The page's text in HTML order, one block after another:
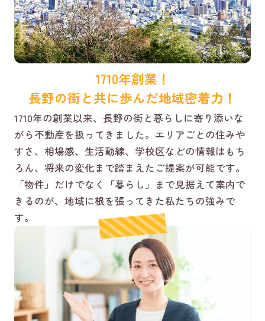
1710年創業！
長野の街と共に歩んだ地域密着力！
1710年の創業以来、長野の街と暮らしに寄り添いな
がら不動産を扱ってきました。エリアごとの住みや
すさ、相場感、生活動線、学校区などの情報はもち
ろん、将来の変化まで踏まえたご提案が可能です。
「物件」だけでなく「暮らし」まで見据えて案内で
きるのが、地域に根を張ってきた私たちの強みで
す。